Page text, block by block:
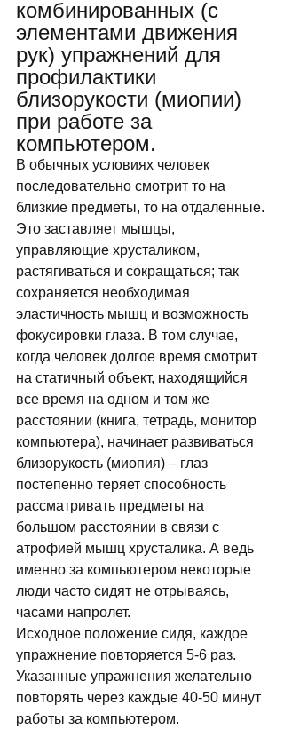
комбинированных (с
элементами движения
рук) упражнений для
профилактики
близорукости (миопии)
при работе за
компьютером.
В обычных условиях человек
последовательно смотрит то на
близкие предметы, то на отдаленные.
Это заставляет мышцы,
управляющие хрусталиком,
растягиваться и сокращаться; так
сохраняется необходимая
эластичность мышц и возможность
фокусировки глаза. В том случае,
когда человек долгое время смотрит
на статичный объект, находящийся
все время на одном и том же
расстоянии (книга, тетрадь, монитор
компьютера), начинает развиваться
близорукость (миопия) – глаз
постепенно теряет способность
рассматривать предметы на
большом расстоянии в связи с
атрофией мышц хрусталика. А ведь
именно за компьютером некоторые
люди часто сидят не отрываясь,
часами напролет.
Исходное положение сидя, каждое
упражнение повторяется 5-6 раз.
Указанные упражнения желательно
повторять через каждые 40-50 минут
работы за компьютером.